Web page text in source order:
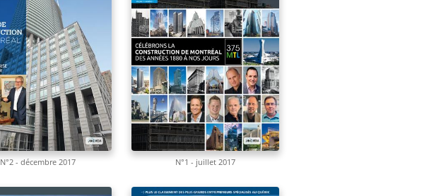
N°2 - décembre 2017 N°1 - juillet 2017